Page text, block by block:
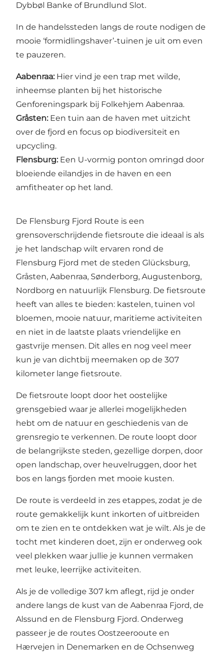
Dybbøl Banke of Brundlund Slot.
In de handelssteden langs de route nodigen de
mooie ‘formidlingshaver’-tuinen je uit om even
te pauzeren.
Aabenraa: Hier vind je een trap met wilde,
inheemse planten bij het historische
Genforeningspark bij Folkehjem Aabenraa.
Gråsten: Een tuin aan de haven met uitzicht
over de fjord en focus op biodiversiteit en
upcycling.
Flensburg: Een U-vormig ponton omringd door
bloeiende eilandjes in de haven en een
amfitheater op het land.
De Flensburg Fjord Route is een
grensoverschrijdende fietsroute die ideaal is als
je het landschap wilt ervaren rond de
Flensburg Fjord met de steden Glücksburg,
Gråsten, Aabenraa, Sønderborg, Augustenborg,
Nordborg en natuurlijk Flensburg. De fietsroute
heeft van alles te bieden: kastelen, tuinen vol
bloemen, mooie natuur, maritieme activiteiten
en niet in de laatste plaats vriendelijke en
gastvrije mensen. Dit alles en nog veel meer
kun je van dichtbij meemaken op de 307
kilometer lange fietsroute.
De fietsroute loopt door het oostelijke
grensgebied waar je allerlei mogelijkheden
hebt om de natuur en geschiedenis van de
grensregio te verkennen. De route loopt door
de belangrijkste steden, gezellige dorpen, door
open landschap, over heuvelruggen, door het
bos en langs fjorden met mooie kusten.
De route is verdeeld in zes etappes, zodat je de
route gemakkelijk kunt inkorten of uitbreiden
om te zien en te ontdekken wat je wilt. Als je de
tocht met kinderen doet, zijn er onderweg ook
veel plekken waar jullie je kunnen vermaken
met leuke, leerrijke activiteiten.
Als je de volledige 307 km aflegt, rijd je onder
andere langs de kust van de Aabenraa Fjord, de
Alssund en de Flensburg Fjord. Onderweg
passeer je de routes Oostzeerooute en
Hærvejen in Denemarken en de Ochsenweg